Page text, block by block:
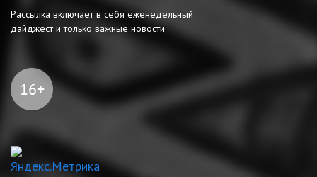
Рассылка включает в себя еженедельный
дайджест и только важные новости